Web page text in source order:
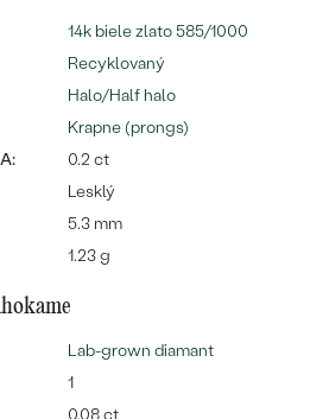
14k biele zlato 585/1000
Recyklovaný
Halo/Half halo
Krapne (prongs)
0.2 ct
Lesklý
5.3 mm
1.23 g
Lab-grown diamant
1
0.08 ct